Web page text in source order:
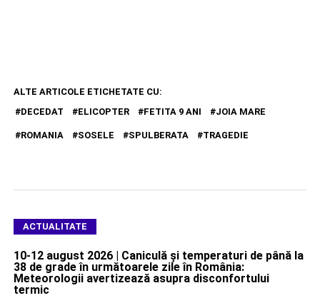
ALTE ARTICOLE ETICHETATE CU:
DECEDAT
ELICOPTER FETITA 9 ANI JOIA MARE
ROMANIA SOSELE SPULBERATA TRAGEDIE
ACTUALITATE
10-12 august 2026 | Caniculă și temperaturi de până la
38 de grade în următoarele zile în România:
Meteorologii avertizează asupra disconfortului
termic